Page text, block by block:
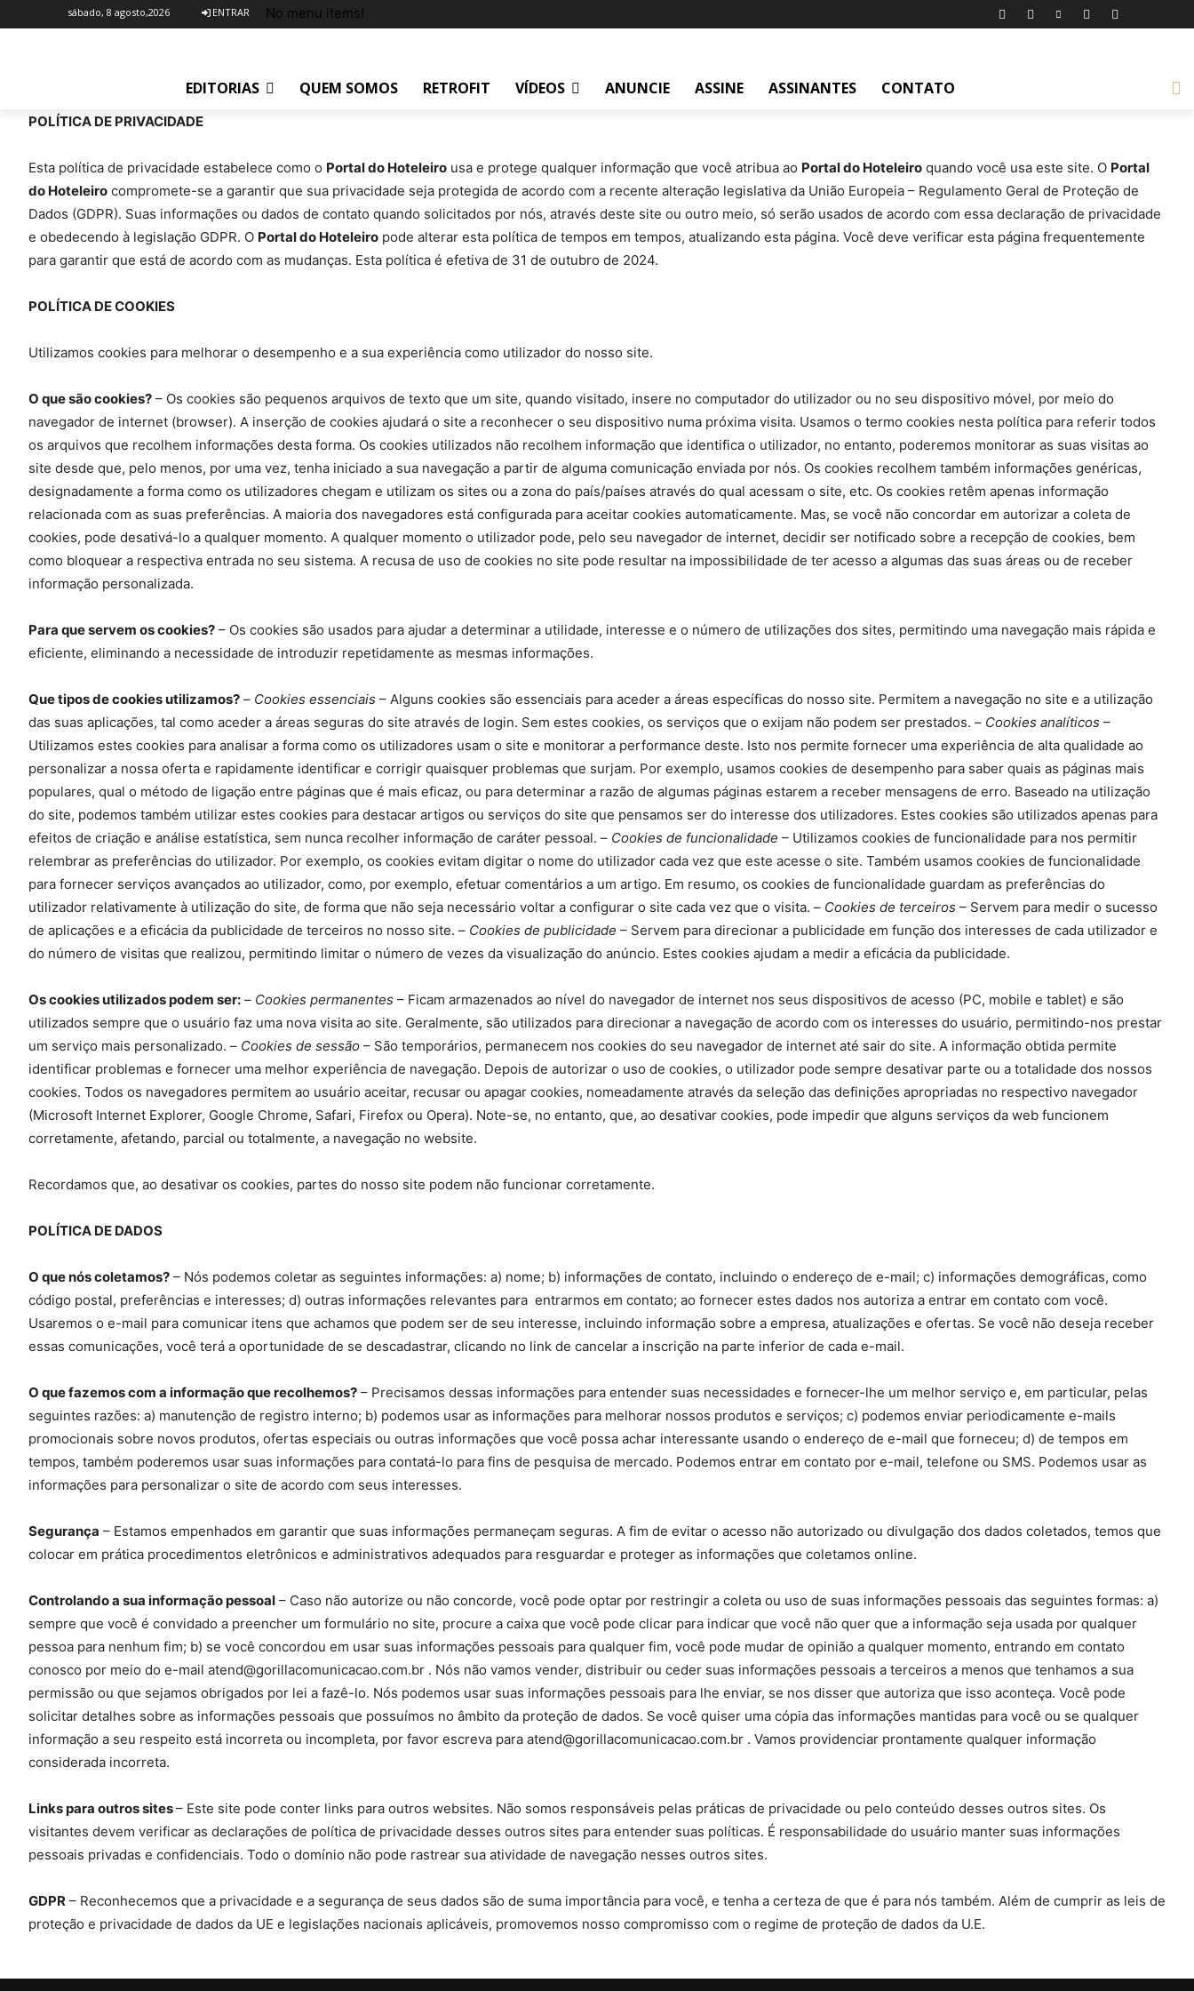
sábado, 8 agosto,2026 ENTRAR No menu items!
EDITORIAS QUEM SOMOS RETROFIT VÍDEOS ANUNCIE ASSINE ASSINANTES CONTATO
POLÍTICA DE PRIVACIDADE
Esta política de privacidade estabelece como o Portal do Hoteleiro usa e protege qualquer informação que você atribua ao Portal do Hoteleiro quando você usa este site. O Portal
do Hoteleiro compromete-se a garantir que sua privacidade seja protegida de acordo com a recente alteração legislativa da União Europeia – Regulamento Geral de Proteção de
Dados (GDPR). Suas informações ou dados de contato quando solicitados por nós, através deste site ou outro meio, só serão usados de acordo com essa declaração de privacidade
e obedecendo à legislação GDPR. O Portal do Hoteleiro pode alterar esta política de tempos em tempos, atualizando esta página. Você deve verificar esta página frequentemente
para garantir que está de acordo com as mudanças. Esta política é efetiva de 31 de outubro de 2024.
POLÍTICA DE COOKIES
Utilizamos cookies para melhorar o desempenho e a sua experiência como utilizador do nosso site.
O que são cookies? – Os cookies são pequenos arquivos de texto que um site, quando visitado, insere no computador do utilizador ou no seu dispositivo móvel, por meio do
navegador de internet (browser). A inserção de cookies ajudará o site a reconhecer o seu dispositivo numa próxima visita. Usamos o termo cookies nesta política para referir todos
os arquivos que recolhem informações desta forma. Os cookies utilizados não recolhem informação que identifica o utilizador, no entanto, poderemos monitorar as suas visitas ao
site desde que, pelo menos, por uma vez, tenha iniciado a sua navegação a partir de alguma comunicação enviada por nós. Os cookies recolhem também informações genéricas,
designadamente a forma como os utilizadores chegam e utilizam os sites ou a zona do país/países através do qual acessam o site, etc. Os cookies retêm apenas informação
relacionada com as suas preferências. A maioria dos navegadores está configurada para aceitar cookies automaticamente. Mas, se você não concordar em autorizar a coleta de
cookies, pode desativá-lo a qualquer momento. A qualquer momento o utilizador pode, pelo seu navegador de internet, decidir ser notificado sobre a recepção de cookies, bem
como bloquear a respectiva entrada no seu sistema. A recusa de uso de cookies no site pode resultar na impossibilidade de ter acesso a algumas das suas áreas ou de receber
informação personalizada.
Para que servem os cookies? – Os cookies são usados para ajudar a determinar a utilidade, interesse e o número de utilizações dos sites, permitindo uma navegação mais rápida e
eficiente, eliminando a necessidade de introduzir repetidamente as mesmas informações.
Que tipos de cookies utilizamos? – Cookies essenciais – Alguns cookies são essenciais para aceder a áreas específicas do nosso site. Permitem a navegação no site e a utilização
das suas aplicações, tal como aceder a áreas seguras do site através de login. Sem estes cookies, os serviços que o exijam não podem ser prestados. – Cookies analíticos –
Utilizamos estes cookies para analisar a forma como os utilizadores usam o site e monitorar a performance deste. Isto nos permite fornecer uma experiência de alta qualidade ao
personalizar a nossa oferta e rapidamente identificar e corrigir quaisquer problemas que surjam. Por exemplo, usamos cookies de desempenho para saber quais as páginas mais
populares, qual o método de ligação entre páginas que é mais eficaz, ou para determinar a razão de algumas páginas estarem a receber mensagens de erro. Baseado na utilização
do site, podemos também utilizar estes cookies para destacar artigos ou serviços do site que pensamos ser do interesse dos utilizadores. Estes cookies são utilizados apenas para
efeitos de criação e análise estatística, sem nunca recolher informação de caráter pessoal. – Cookies de funcionalidade – Utilizamos cookies de funcionalidade para nos permitir
relembrar as preferências do utilizador. Por exemplo, os cookies evitam digitar o nome do utilizador cada vez que este acesse o site. Também usamos cookies de funcionalidade
para fornecer serviços avançados ao utilizador, como, por exemplo, efetuar comentários a um artigo. Em resumo, os cookies de funcionalidade guardam as preferências do
utilizador relativamente à utilização do site, de forma que não seja necessário voltar a configurar o site cada vez que o visita. – Cookies de terceiros – Servem para medir o sucesso
de aplicações e a eficácia da publicidade de terceiros no nosso site. – Cookies de publicidade – Servem para direcionar a publicidade em função dos interesses de cada utilizador e
do número de visitas que realizou, permitindo limitar o número de vezes da visualização do anúncio. Estes cookies ajudam a medir a eficácia da publicidade.
Os cookies utilizados podem ser: – Cookies permanentes – Ficam armazenados ao nível do navegador de internet nos seus dispositivos de acesso (PC, mobile e tablet) e são
utilizados sempre que o usuário faz uma nova visita ao site. Geralmente, são utilizados para direcionar a navegação de acordo com os interesses do usuário, permitindo-nos prestar
um serviço mais personalizado. – Cookies de sessão – São temporários, permanecem nos cookies do seu navegador de internet até sair do site. A informação obtida permite
identificar problemas e fornecer uma melhor experiência de navegação. Depois de autorizar o uso de cookies, o utilizador pode sempre desativar parte ou a totalidade dos nossos
cookies. Todos os navegadores permitem ao usuário aceitar, recusar ou apagar cookies, nomeadamente através da seleção das definições apropriadas no respectivo navegador
(Microsoft Internet Explorer, Google Chrome, Safari, Firefox ou Opera). Note-se, no entanto, que, ao desativar cookies, pode impedir que alguns serviços da web funcionem
corretamente, afetando, parcial ou totalmente, a navegação no website.
Recordamos que, ao desativar os cookies, partes do nosso site podem não funcionar corretamente.
POLÍTICA DE DADOS
O que nós coletamos? – Nós podemos coletar as seguintes informações: a) nome; b) informações de contato, incluindo o endereço de e-mail; c) informações demográficas, como
código postal, preferências e interesses; d) outras informações relevantes para entrarmos em contato; ao fornecer estes dados nos autoriza a entrar em contato com você.
Usaremos o e-mail para comunicar itens que achamos que podem ser de seu interesse, incluindo informação sobre a empresa, atualizações e ofertas. Se você não deseja receber
essas comunicações, você terá a oportunidade de se descadastrar, clicando no link de cancelar a inscrição na parte inferior de cada e-mail.
O que fazemos com a informação que recolhemos? – Precisamos dessas informações para entender suas necessidades e fornecer-lhe um melhor serviço e, em particular, pelas
seguintes razões: a) manutenção de registro interno; b) podemos usar as informações para melhorar nossos produtos e serviços; c) podemos enviar periodicamente e-mails
promocionais sobre novos produtos, ofertas especiais ou outras informações que você possa achar interessante usando o endereço de e-mail que forneceu; d) de tempos em
tempos, também poderemos usar suas informações para contatá-lo para fins de pesquisa de mercado. Podemos entrar em contato por e-mail, telefone ou SMS. Podemos usar as
informações para personalizar o site de acordo com seus interesses.
Segurança – Estamos empenhados em garantir que suas informações permaneçam seguras. A fim de evitar o acesso não autorizado ou divulgação dos dados coletados, temos que
colocar em prática procedimentos eletrônicos e administrativos adequados para resguardar e proteger as informações que coletamos online.
Controlando a sua informação pessoal – Caso não autorize ou não concorde, você pode optar por restringir a coleta ou uso de suas informações pessoais das seguintes formas: a)
sempre que você é convidado a preencher um formulário no site, procure a caixa que você pode clicar para indicar que você não quer que a informação seja usada por qualquer
pessoa para nenhum fim; b) se você concordou em usar suas informações pessoais para qualquer fim, você pode mudar de opinião a qualquer momento, entrando em contato
conosco por meio do e-mail atend@gorillacomunicacao.com.br . Nós não vamos vender, distribuir ou ceder suas informações pessoais a terceiros a menos que tenhamos a sua
permissão ou que sejamos obrigados por lei a fazê-lo. Nós podemos usar suas informações pessoais para lhe enviar, se nos disser que autoriza que isso aconteça. Você pode
solicitar detalhes sobre as informações pessoais que possuímos no âmbito da proteção de dados. Se você quiser uma cópia das informações mantidas para você ou se qualquer
informação a seu respeito está incorreta ou incompleta, por favor escreva para atend@gorillacomunicacao.com.br . Vamos providenciar prontamente qualquer informação
considerada incorreta.
Links para outros sites– Este site pode conter links para outros websites. Não somos responsáveis pelas práticas de privacidade ou pelo conteúdo desses outros sites. Os
visitantes devem verificar as declarações de política de privacidade desses outros sites para entender suas políticas. É responsabilidade do usuário manter suas informações
pessoais privadas e confidenciais. Todo o domínio não pode rastrear sua atividade de navegação nesses outros sites.
GDPR – Reconhecemos que a privacidade e a segurança de seus dados são de suma importância para você, e tenha a certeza de que é para nós também. Além de cumprir as leis de
proteção e privacidade de dados da UE e legislações nacionais aplicáveis, promovemos nosso compromisso com o regime de proteção de dados da U.E.